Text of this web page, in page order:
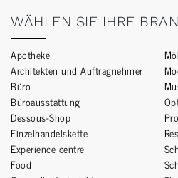
WÄHLEN SIE IHRE
Apotheke
Architekten und Auftragnehmer
Büro
Büroausstattung
Dessous-Shop
Einzelhandelskette
Experience centre
Food